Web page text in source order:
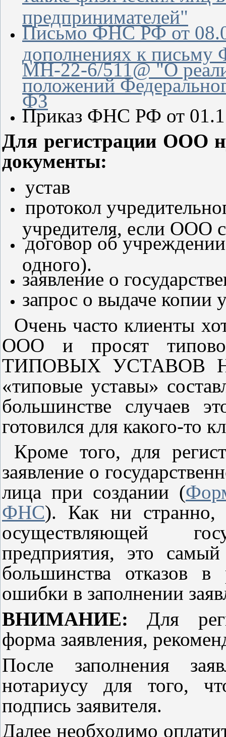
предпринимателей"
Письмо ФНС РФ от
дополнениях к
МН-22-6/511@ "О
положений
ФЗ
Приказ ФНС РФ от
Для регистрации ООО
документы:
устав
протокол
учредителя, если ООО
договор об
одного).
заявление о
запрос о выдаче копии
Очень часто клиенты
ООО и просят
ТИПОВЫХ УСТАВОВ
«типовые уставы»
большинстве случаев
готовился для какого-то
Кроме того, для
заявление о
лица при создании (
ФНС). Как ни странно,
осуществляющей
предприятия, это
большинства отказов в
ошибки в заполнении
ВНИМАНИЕ: Для
форма заявления,
После заполнения
нотариусу для того,
подпись заявителя.
Далее необходимо